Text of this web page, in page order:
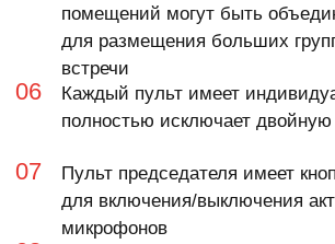
администрация Нижнего Тагила и др.